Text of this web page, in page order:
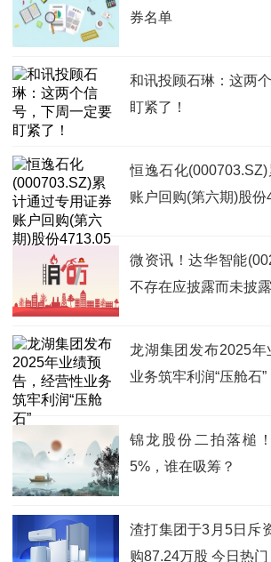
券名单
和讯投顾石琳：这两
盯紧了！
恒逸石化
账户回购(第六期)股份
微资讯！达华智能
不存在应披露而未披
龙湖集团发布2025
业务筑牢利润“压舱石”
锦龙股份二拍落槌
5%，谁在吸筹？
渣打集团于3月5日斥
购87.24万股 今日热门